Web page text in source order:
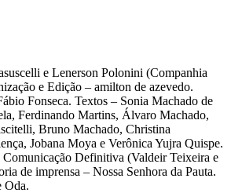
e Lenerson Polonini (Companhia
e Edição – amilton de azevedo.
Fonseca. Textos – Sonia Machado de
Ferdinando Martins, Álvaro Machado,
Bruno Machado, Christina
Jobana Moya e Verônica Yujra Quispe.
Definitiva (Valdeir Teixeira e
de imprensa – Nossa Senhora da Pauta.
Oda.